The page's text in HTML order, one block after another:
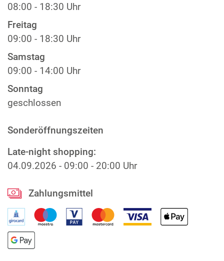
08:00 - 18:30 Uhr
Freitag
09:00 - 18:30 Uhr
Samstag
09:00 - 14:00 Uhr
Sonntag
geschlossen
Sonderöffnungszeiten
Late-night shopping:
04.09.2026 - 09:00 - 20:00 Uhr
Zahlungsmittel